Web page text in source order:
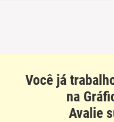
Você já
na
Avalie